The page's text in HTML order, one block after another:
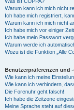
Warum kann ich mich nicht
Ich habe mich registriert,
Warum kann ich mich nicht
Ich habe mich vor einiger
Ich habe mein Passwort
Warum werde ich
Wozu ist die Funktion „Alle
Benutzerpräferenzen und
Wie kann ich meine
Wie kann ich verhindern,
Die Forenuhr geht falsch!
Ich habe die Zeitzone
Meine Sprache steht auf